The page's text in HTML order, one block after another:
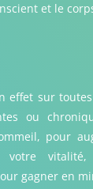
et le
effet sur
ou
pour
votre
gagner en